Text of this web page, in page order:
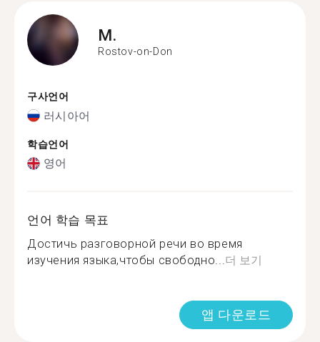
M.
Rostov-on-Don
구사언어
러시아어
학습언어
영어
언어 학습 목표
Достичь разговорной речи во время
изучения языка,чтобы свободно...더 보기
앱 다운로드